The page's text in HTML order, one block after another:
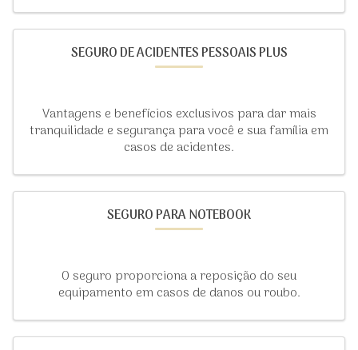
SEGURO DE ACIDENTES PESSOAIS PLUS
Vantagens e benefícios exclusivos para dar mais
tranquilidade e segurança para você e sua família em
casos de acidentes.
SEGURO PARA NOTEBOOK
O seguro proporciona a reposição do seu
equipamento em casos de danos ou roubo.